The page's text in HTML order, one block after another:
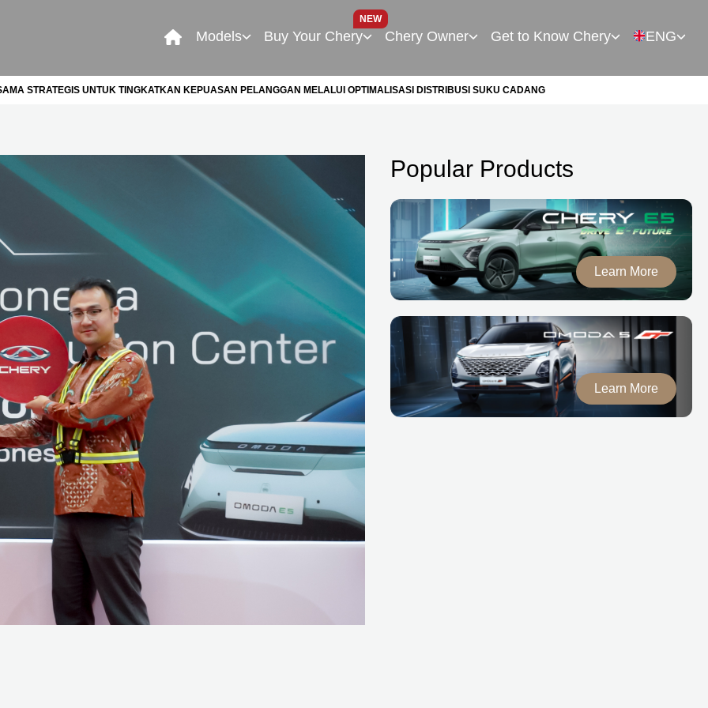
Models Buy Your Chery
NEW
Chery Owner Get to Know Chery ENG
STRATEGIS UNTUK TINGKATKAN KEPUASAN PELANGGAN MELALUI OPTIMALISASI DISTRIBUSI SUKU CADANG
Popular Products
Learn More
Learn More